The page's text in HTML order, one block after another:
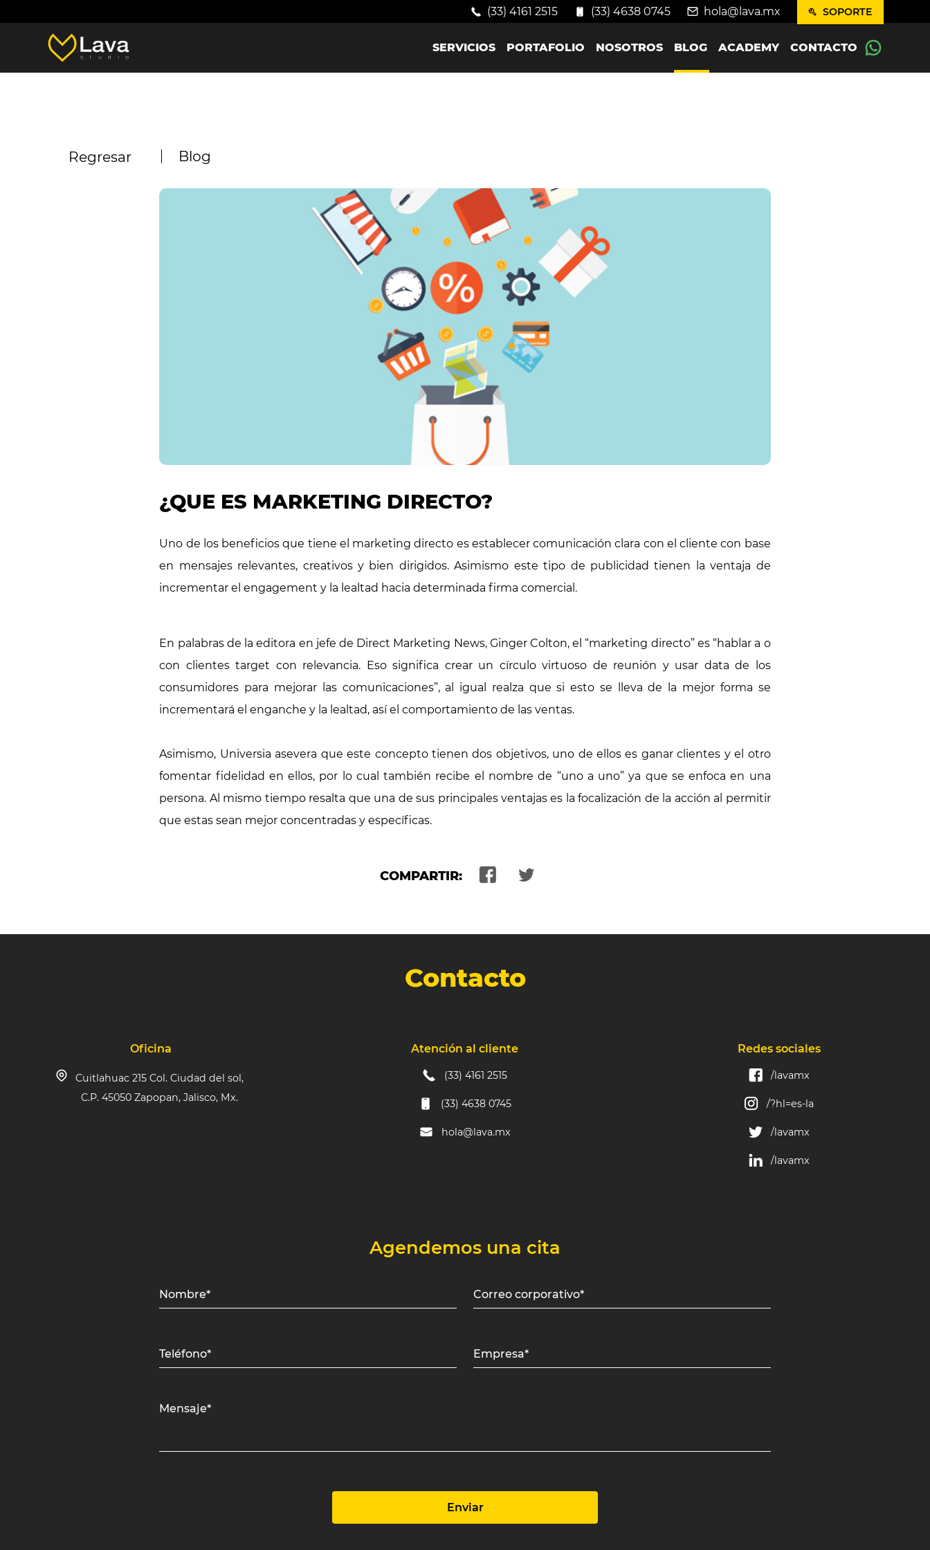
(33) 4161 2515 (33) 4638 0745 hola@lava.mx SOPORTE
SERVICIOS PORTAFOLIO NOSOTROS BLOG ACADEMY CONTACTO
Regresar Blog
¿QUE ES MARKETING DIRECTO?
Uno de los beneficios que tiene el marketing directo es establecer comunicación clara con el cliente con base
en mensajes relevantes, creativos y bien dirigidos. Asimismo este tipo de publicidad tienen la ventaja de
incrementar el engagement y la lealtad hacia determinada firma comercial.
En palabras de la editora en jefe de Direct Marketing News, Ginger Colton, el “marketing directo” es “hablar a o
con clientes target con relevancia. Eso significa crear un círculo virtuoso de reunión y usar data de los
consumidores para mejorar las comunicaciones”, al igual realza que si esto se lleva de la mejor forma se
incrementará el enganche y la lealtad, así el comportamiento de las ventas.
Asimismo, Universia asevera que este concepto tienen dos objetivos, uno de ellos es ganar clientes y el otro
fomentar fidelidad en ellos, por lo cual también recibe el nombre de “uno a uno” ya que se enfoca en una
persona. Al mismo tiempo resalta que una de sus principales ventajas es la focalización de la acción al permitir
que estas sean mejor concentradas y específicas.
COMPARTIR:
Contacto
Oficina
Cuitlahuac 215 Col. Ciudad del sol,
C.P. 45050 Zapopan, Jalisco, Mx.
Atención al cliente
(33) 4161 2515
(33) 4638 0745
hola@lava.mx
Redes sociales
/lavamx
/?hl=es-la
/lavamx
/lavamx
Agendemos una cita
Nombre* Correo corporativo*
Teléfono* Empresa*
Mensaje*
Enviar